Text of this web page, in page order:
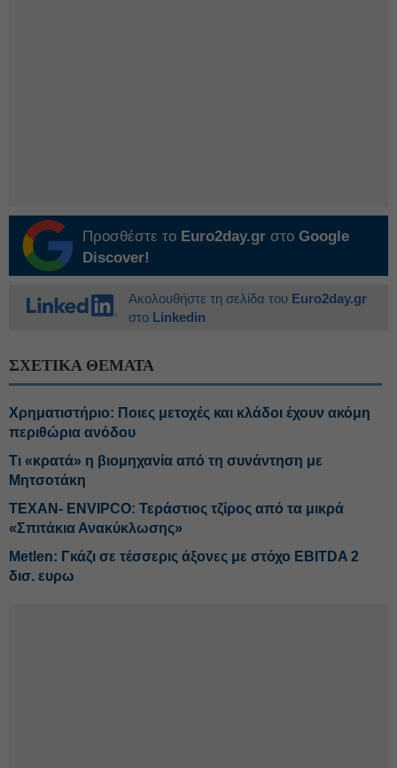
Προσθέστε το Euro2day.gr στο Google
Discover!
Ακολουθήστε τη σελίδα του Euro2day.gr
στο Linkedin
ΣΧΕΤΙΚΑ ΘΕΜΑΤΑ
Χρηματιστήριο: Ποιες μετοχές και κλάδοι έχουν ακόμη
περιθώρια ανόδου
Τι «κρατά» η βιομηχανία από τη συνάντηση με
Μητσοτάκη
ΤΕΧΑΝ- ENVIPCO: Τεράστιος τζίρος από τα μικρά
«Σπιτάκια Ανακύκλωσης»
Metlen: Γκάζι σε τέσσερις άξονες με στόχο EBITDA 2
δισ. ευρω